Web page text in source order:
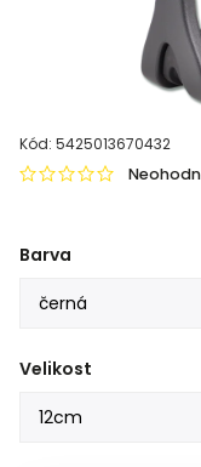
Kód: 5425013670432
Barva
Velikost